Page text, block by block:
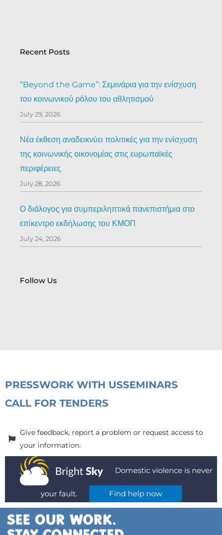
Recent Posts
“Beyond the Game”: Σεμινάρια για την ενίσχυση
του κοινωνικού ρόλου του αθλητισμού
July 29, 2026
Νέα έκθεση αναδεικνύει πολιτικές για την ενίσχυση
της κοινωνικής οικονομίας στις ευρωπαϊκές
περιφέρειες
July 28, 2026
Ο διάλογος για συμπεριληπτικά πανεπιστήμια στο
επίκεντρο εκδήλωσης του ΚΜΟΠ
July 24, 2026
Follow Us
PRESSWORK WITH USSEMINARS
CALL FOR TENDERS
Give feedback, report a problem or request access to
your information.
Domestic violence is never
your fault. Find help now